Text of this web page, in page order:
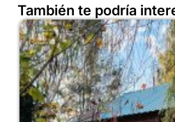
También te podría